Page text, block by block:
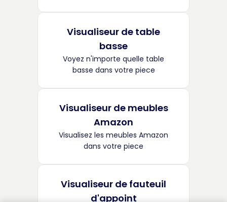
Visualiseur de table
basse
Voyez n'importe quelle table
basse dans votre piece
Visualiseur de meubles
Amazon
Visualisez les meubles Amazon
dans votre piece
Visualiseur de fauteuil
d'appoint